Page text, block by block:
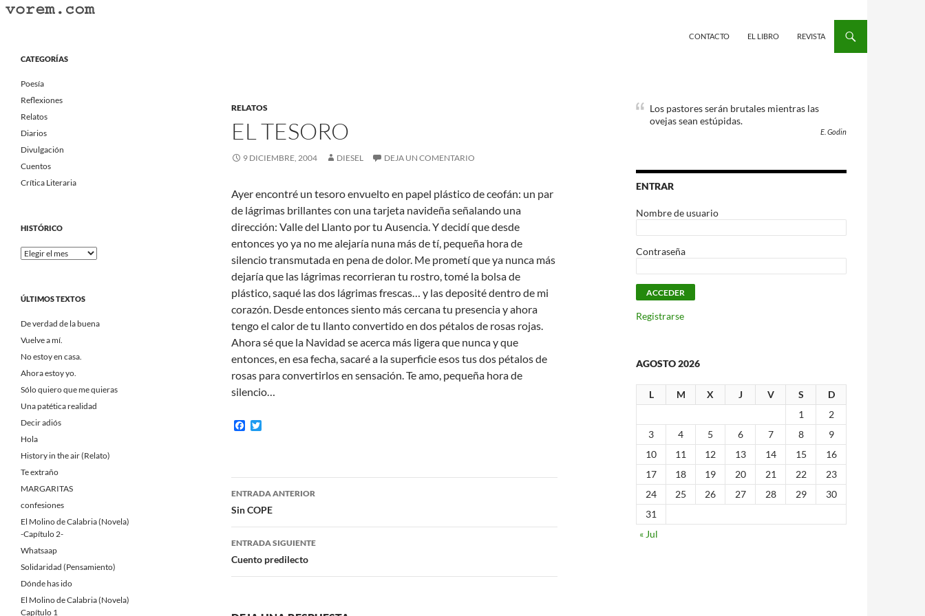
Saltar
CONTACTO EL LIBRO REVISTA
RELATOS
EL TESORO
9 DICIEMBRE, 2004 DIESEL DEJA UN COMENTARIO
Ayer encontré un tesoro envuelto en papel plástico de ceofán: un par
de lágrimas brillantes con una tarjeta navideña señalando una
dirección: Valle del Llanto por tu Ausencia. Y decidí que desde
entonces yo ya no me alejaría nuna más de tí, pequeña hora de
silencio transmutada en pena de dolor. Me prometí que ya nunca más
dejaría que las lágrimas recorrieran tu rostro, tomé la bolsa de
plástico, saqué las dos lágrimas frescas… y las deposité dentro de mi
corazón. Desde entonces siento más cercana tu presencia y ahora
tengo el calor de tu llanto convertido en dos pétalos de rosas rojas.
Ahora sé que la Navidad se acerca más ligera que nunca y que
entonces, en esa fecha, sacaré a la superficie esos tus dos pétalos de
rosas para convertirlos en sensación. Te amo, pequeña hora de
silencio…
F
o
o
e
r
Navegación
de
entradas
ENTRADA ANTERIOR
Sin COPE
ENTRADA SIGUIENTE
Cuento predilecto
Los pastores serán brutales mientras las
ovejas sean estúpidas.
E. Godin
ENTRAR
Nombre de usuario
Contraseña
Registrarse
AGOSTO 2026
L M X J V S
D
1
2
3
4 5 6 7 8
9
10
11 12 13 14 15
16
17
18 19 20 21 22
23
24
25 26 27 28 29
30
31
« Jul
Portal Literario Independiente
CATEGORÍAS
Poesía
Reflexiones
Relatos
Diarios
Divulgación
Cuentos
Crítica Literaria
HISTÓRICO
Histórico
ÚLTIMOS TEXTOS
De verdad de la buena
Vuelve a mí.
No estoy en casa.
Ahora estoy yo.
Sólo quiero que me quieras
Una patética realidad
Decir adiós
Hola
History in the air (Relato)
Te extraño
MARGARITAS
confesiones
El Molino de Calabria (Novela)
-Capítulo 2-
Whatsaap
Solidaridad (Pensamiento)
Dónde has ido
El Molino de Calabria (Novela)
Capítulo 1